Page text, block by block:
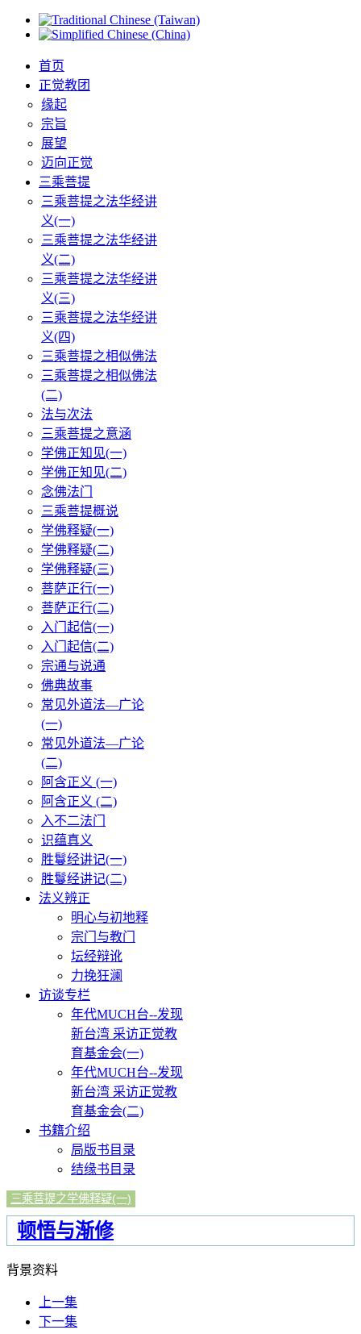
首页
正觉教团
缘起
宗旨
展望
迈向正觉
三乘菩提
三乘菩提之法华经讲
义(一)
三乘菩提之法华经讲
义(二)
三乘菩提之法华经讲
义(三)
三乘菩提之法华经讲
义(四)
三乘菩提之相似佛法
三乘菩提之相似佛法
(二)
法与次法
三乘菩提之意涵
学佛正知见(一)
学佛正知见(二)
念佛法门
三乘菩提概说
学佛释疑(一)
学佛释疑(二)
学佛释疑(三)
菩萨正行(一)
菩萨正行(二)
入门起信(一)
入门起信(二)
宗通与说通
佛典故事
常见外道法—广论
(一)
常见外道法—广论
(二)
阿含正义 (一)
阿含正义 (二)
入不二法门
识蕴真义
胜鬘经讲记(一)
胜鬘经讲记(二)
法义辨正
明心与初地释
宗门与教门
坛经辩讹
力挽狂澜
访谈专栏
年代MUCH台--发现
新台湾 采访正觉教
育基金会(一)
年代MUCH台--发现
新台湾 采访正觉教
育基金会(二)
书籍介绍
局版书目录
结缘书目录
三乘菩提之学佛释疑(一)
顿悟与渐修
背景资料
上一集
下一集